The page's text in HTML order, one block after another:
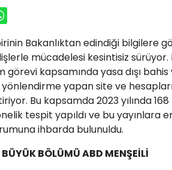
Bakanlıktan edindiği bilgilere
mücadelesi kesintisiz
görevi kapsamında yasa dışı
yapan site ve
Bu kapsamda 2023 yılında
tespit yapıldı ve bu yayınlara
ihbarda bulunuldu.
BÜYÜK BÖLÜMÜ ABD MENŞEİLİ